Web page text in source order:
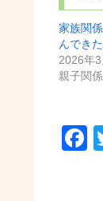
家族関
んでき
2026年3
親子関
F